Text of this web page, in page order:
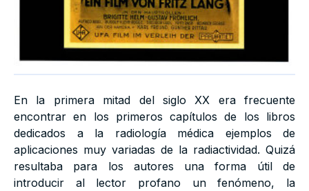
En la primera mitad del siglo XX era frecuente
encontrar en los primeros capítulos de los libros
dedicados a la radiología médica ejemplos de
aplicaciones muy variadas de la radiactividad. Quizá
resultaba para los autores una forma útil de
introducir al lector profano un fenómeno, la